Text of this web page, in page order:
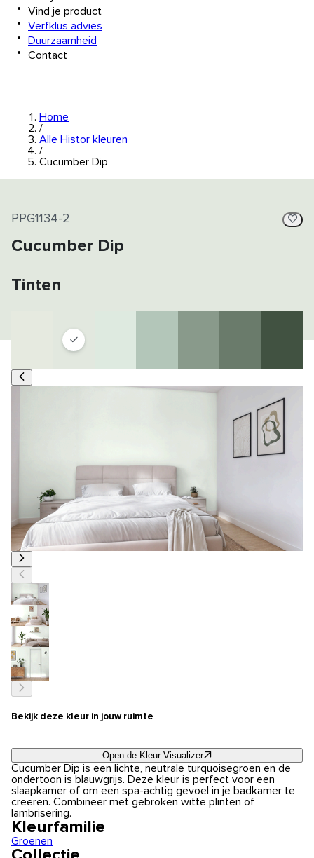
Vind je product
Verfklus advies
Duurzaamheid
Contact
Home
/
Alle Histor kleuren
/
Cucumber Dip
PPG1134-2
Cucumber Dip
Tinten
Bekijk deze kleur in jouw ruimte
Open de Kleur Visualizer
Cucumber Dip is een lichte, neutrale turquoisegroen en de
ondertoon is blauwgrijs. Deze kleur is perfect voor een
slaapkamer of om een spa-achtig gevoel in je badkamer te
creëren. Combineer met gebroken witte plinten of
lambrisering.
Kleurfamilie
Groenen